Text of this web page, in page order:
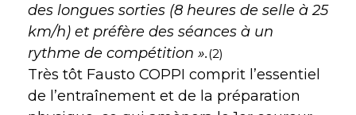
des longues sorties (8 heures de selle à 25
km/h) et préfère des séances à un
rythme de compétition ».(2)
Très tôt Fausto COPPI comprit l’essentiel
de l’entraînement et de la préparation